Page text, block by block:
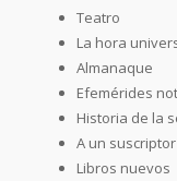
Teatro
La hora
Almanaque
Efemérides
Historia de la
A un
Libros nuevos